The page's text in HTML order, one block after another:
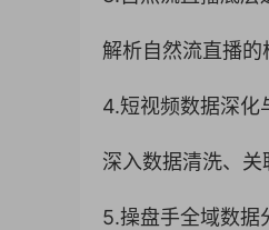
解析自然流直播
4.短视频数据深化
深入数据清洗、关
5.操盘手全域数据